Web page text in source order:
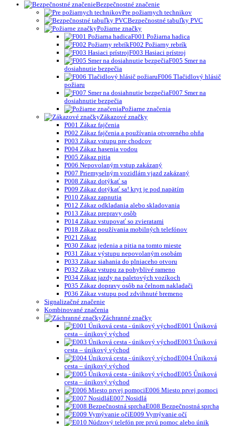
Bezpečnostné značenie
Pre požiarnych technikov
Bezpečnostné tabuľky PVC
Požiarne značky
F001 Požiarna hadica
F002 Požiarny rebrík
F003 Hasiaci prístroj
F005 Smer na
dosiahnutie bezpečia
F006 Tlačidlový hlásič
požiaru
F007 Smer na
dosiahnutie bezpečia
Požiarne značenia
Zákazové značky
P001 Zákaz fajčenia
P002 Zákaz fajčenia a používania otvoreného ohňa
P003 Zákaz vstupu pre chodcov
P004 Zákaz hasenia vodou
P005 Zákaz pitia
P006 Nepovolaným vstup zakázaný
P007 Priemyselným vozidlám vjazd zakázaný
P008 Zákaz dotýkať sa
P009 Zákaz dotýkať sa! kryt je pod napätím
P010 Zákaz zapnutia
P012 Zákaz odkladania alebo skladovania
P013 Zákaz prepravy osôb
P014 Zákaz vstupovať so zvieratami
P018 Zákaz používania mobilných telefónov
P021 Zákaz
P030 Zákaz jedenia a pitia na tomto mieste
P031 Zákaz výstupu nepovolaným osobám
P033 Zákaz siahania do plniaceho otvoru
P032 Zákaz vstupu za pohyblivé rameno
P034 Zákaz jazdy na paletových vozíkoch
P035 Zákaz dopravy osôb na čelnom nakladači
P036 Zákaz vstupu pod zdvihnuté bremeno
Signalizačné značenie
Kombinované značenia
Záchranné značky
E001 Úniková
cesta – únikový východ
E003 Úniková
cesta – únikový východ
E004 Úniková
cesta – únikový východ
E005 Ůniková
cesta – únikový východ
E006 Miesto prvej pomoci
E007 Nosidlá
E008 Bezpečnostná sprcha
E009 Vymývanie očí